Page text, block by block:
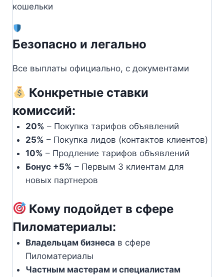
кошельки
Безопасно и легально
Все выплаты официально, с документами
Конкретные ставки
комиссий:
20% – Покупка тарифов объявлений
25% – Покупка лидов (контактов клиентов)
10% – Продление тарифов объявлений
Бонус +5% – Первым 3 клиентам для
новых партнеров
Кому подойдет в сфере
Пиломатериалы:
Владельцам бизнеса в сфере
Пиломатериалы
Частным мастерам и специалистам